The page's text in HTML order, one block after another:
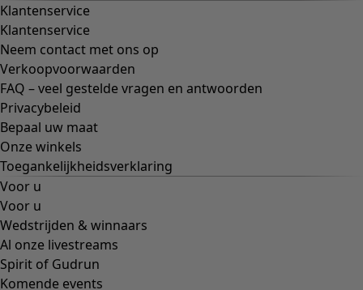
Klantenservice
Klantenservice
Neem contact met ons op
Verkoopvoorwaarden
FAQ – veel gestelde vragen en antwoorden
Privacybeleid
Bepaal uw maat
Onze winkels
Toegankelijkheidsverklaring
Voor u
Voor u
Wedstrijden & winnaars
Al onze livestreams
Spirit of Gudrun
Komende events